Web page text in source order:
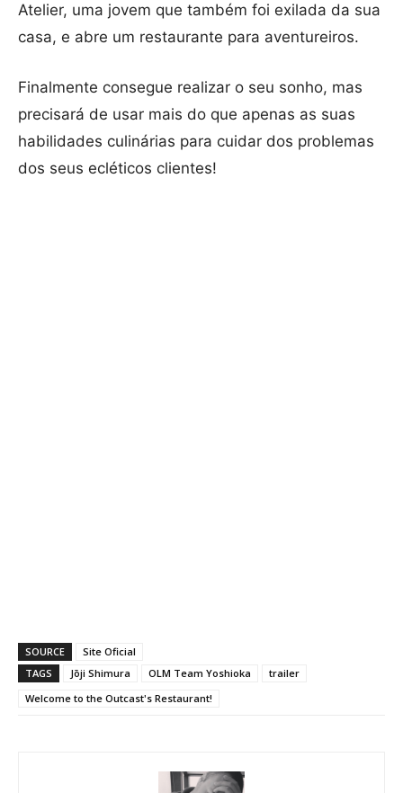
Atelier, uma jovem que também foi exilada da sua
casa, e abre um restaurante para aventureiros.
Finalmente consegue realizar o seu sonho, mas
precisará de usar mais do que apenas as suas
habilidades culinárias para cuidar dos problemas
dos seus ecléticos clientes!
SOURCE
Site Oficial
TAGS
Jōji Shimura OLM Team Yoshioka
trailer
Welcome to the Outcast's Restaurant!